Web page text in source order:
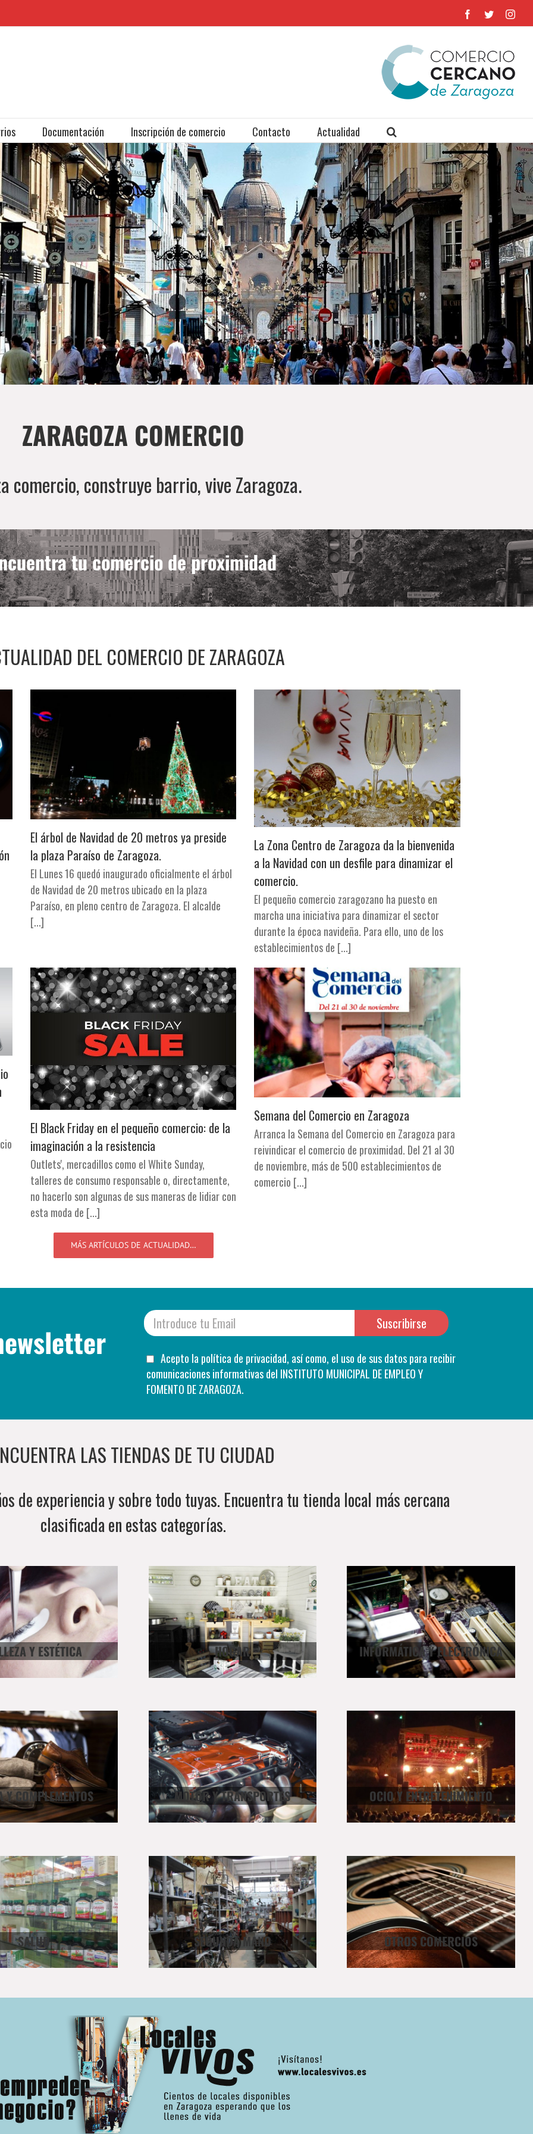
Facebook
Twitter
Documentación Inscripción de comercio Contacto Actualidad
ZARAGOZA COMERCIO
comercio, construye barrio, vive Zaragoza.
tu comercio de proximidad
DEL COMERCIO DE ZARAGOZA
El árbol de Navidad de 20 metros ya preside
la plaza Paraíso de Zaragoza.
El Lunes 16 quedó inaugurado oficialmente el árbol
de Navidad de 20 metros ubicado en la plaza
Paraíso, en pleno centro de Zaragoza. El alcalde
[...]
La Zona Centro de Zaragoza da la bienvenida
a la Navidad con un desfile para dinamizar el
comercio.
El pequeño comercio zaragozano ha puesto en
marcha una iniciativa para dinamizar el sector
durante la época navideña. Para ello, uno de los
establecimientos de [...]
El Black Friday en el pequeño comercio: de la
imaginación a la resistencia
Outlets', mercadillos como el White Sunday,
talleres de consumo responsable o, directamente,
no hacerlo son algunas de sus maneras de lidiar con
esta moda de [...]
Semana del Comercio en Zaragoza
Arranca la Semana del Comercio en Zaragoza para
reivindicar el comercio de proximidad. Del 21 al 30
de noviembre, más de 500 establecimientos de
comercio [...]
MÁS ARTÍCULOS DE ACTUALIDAD…
Acepto la política de privacidad, así como, el uso de sus datos para recibir
comunicaciones informativas del INSTITUTO MUNICIPAL DE EMPLEO Y
FOMENTO DE ZARAGOZA.
LAS TIENDAS DE TU CIUDAD
de experiencia y sobre todo tuyas. Encuentra tu tienda local más cercana
clasificada en estas categorías.
Y ESTÉTICA HOGAR INFORMÁTICA Y ELECTRÓNICA
Y COMPLEMENTOS MOTOR Y TRANSPORTES OCIO Y ENTRETENIMIENTO
SALUD SEGUNDA MANO OTROS COMERCIOS